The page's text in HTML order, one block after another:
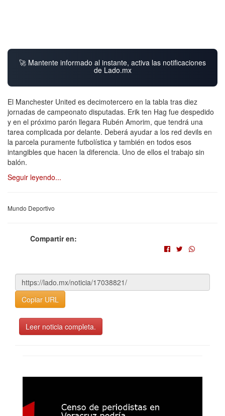
🚀 Mantente informado al instante, activa las notificaciones
de Lado.mx
El Manchester United es decimotercero en la tabla tras diez
jornadas de campeonato disputadas. Erik ten Hag fue despedido
y en el próximo parón llegara Rubén Amorim, que tendrá una
tarea complicada por delante. Deberá ayudar a los red devils en
la parcela puramente futbolística y también en todos esos
intangibles que hacen la diferencia. Uno de ellos el trabajo sin
balón.
Seguir leyendo...
Mundo Deportivo
Compartir en:
Copiar URL
Leer noticia completa.